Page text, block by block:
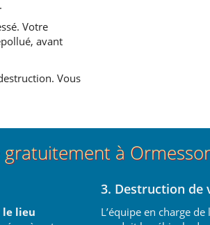
Votre
avant
Vous
à
le lieu
3. Destruction de
L’équipe en charge